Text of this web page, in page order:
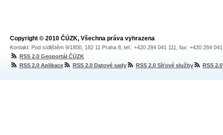
Copyright © 2010 ČÚZK, Všechna práva vyhrazena
Kontakt: Pod sídlištěm 9/1800, 182 11 Praha 8, tel.: +420 284 041 111, fax: +420 284
RSS 2.0 Geoportál ČÚZK
RSS 2.0 Aplikace
RSS 2.0 Datové sady RSS 2.0 Síťové služby RSS